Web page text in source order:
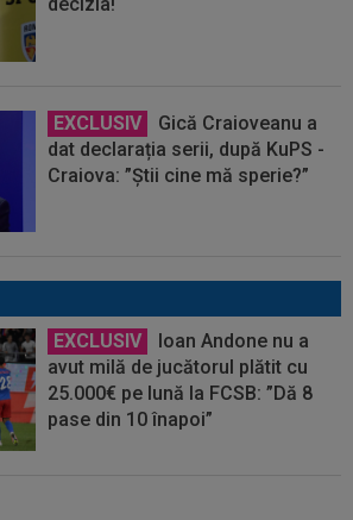
EXCLUSIV
Gică Craioveanu a
dat declarația serii, după KuPS -
Craiova: ”Știi cine mă sperie?”
EXCLUSIV
Ioan Andone nu a
avut milă de jucătorul plătit cu
25.000€ pe lună la FCSB: ”Dă 8
pase din 10 înapoi”